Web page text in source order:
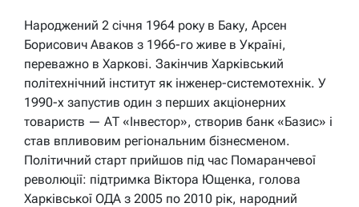
Народжений 2 січня 1964 року в Баку, Арсен
Борисович Аваков з 1966-го живе в Україні,
переважно в Харкові. Закінчив Харківський
політехнічний інститут як інженер-системотехнік. У
1990-х запустив один з перших акціонерних
товариств — АТ «Інвестор», створив банк «Базис» і
став впливовим регіональним бізнесменом.
Політичний старт прийшов під час Помаранчевої
революції: підтримка Віктора Ющенка, голова
Харківської ОДА з 2005 по 2010 рік, народний